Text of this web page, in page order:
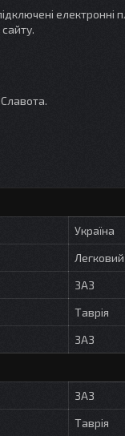
Україна
ЗАЗ
Таврія
ЗАЗ
ЗАЗ
Таврія